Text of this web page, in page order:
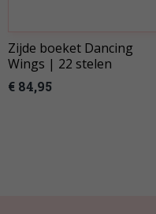
Zijde boeket Dancing
Wings | 22 stelen
€ 84,95